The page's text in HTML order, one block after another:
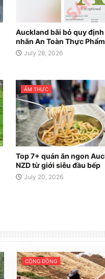
Auckland bãi bỏ quy
nhãn An Toàn Thực Phẩm
July 28, 2026
ẨM THỰC
Top 7+ quán ăn ngon
NZD từ giới siêu đầu bếp
July 20, 2026
CỘNG ĐỒNG